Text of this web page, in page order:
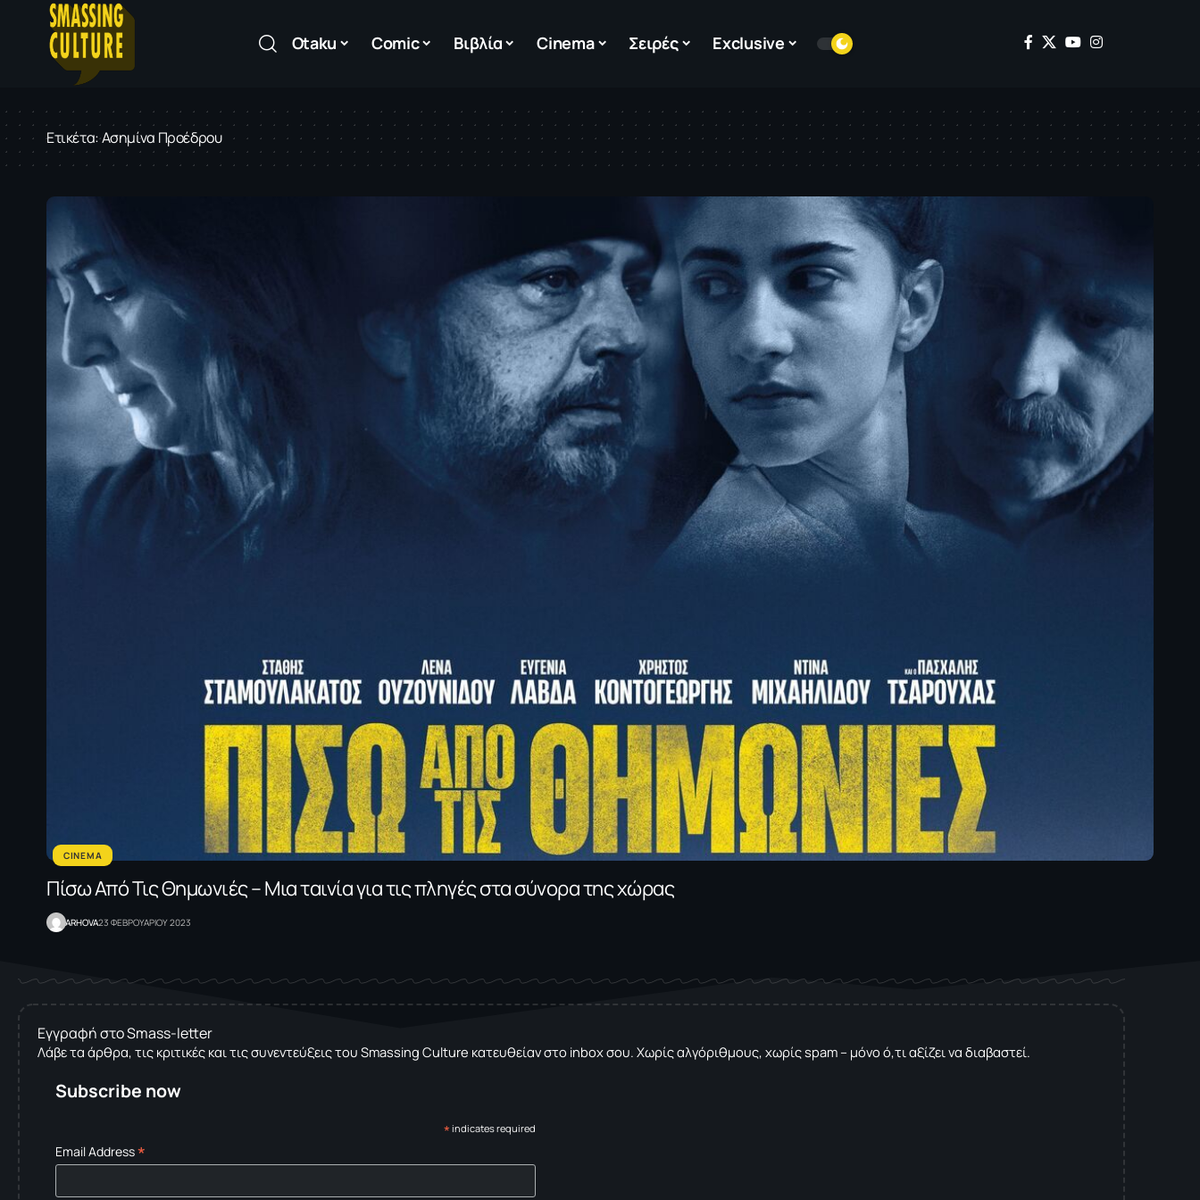
Otaku Comic Βιβλία Cinema Σειρές Exclusive
Ετικέτα:Ασημίνα Προέδρου
CINEMA
Πίσω Από Τις Θημωνιές – Μια ταινία για τις πληγές στα σύνορα της χώρας
ARHOVA23 ΦΕΒΡΟΥΑΡΙΟΥ 2023
Εγγραφή στο Smass-letter
Λάβε τα άρθρα, τις κριτικές και τις συνεντεύξεις του Smassing Culture κατευθείαν στο inbox σου. Χωρίς αλγόριθμους, χωρίς spam – μόνο ό,τι αξίζει να διαβαστεί.
Subscribe now
* indicates required
Email Address*